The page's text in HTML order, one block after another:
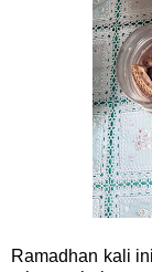
Ramadhan kali